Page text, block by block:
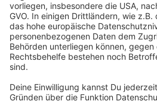
Mehr Infos zu den Bad Bunny-
Die Bad Bunny-Party in den
Hier informiert das Sol Y Luna